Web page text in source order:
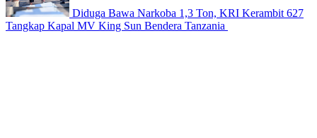
Diduga Bawa Narkoba 1,3 Ton, KRI Kerambit 627
Tangkap Kapal MV King Sun Bendera Tanzania